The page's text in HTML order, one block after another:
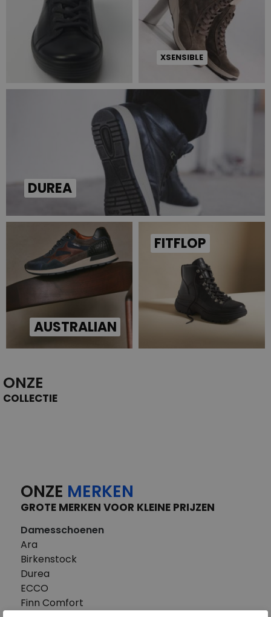
XSENSIBLE
DUREA
AUSTRALIAN
FITFLOP
ONZE
COLLECTIE
ONZE MERKEN
GROTE MERKEN VOOR KLEINE PRIJZEN
Damesschoenen
Ara
Birkenstock
Durea
ECCO
Finn Comfort